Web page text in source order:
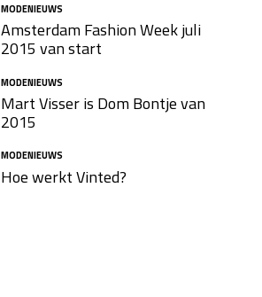
MODENIEUWS
Amsterdam Fashion Week juli
2015 van start
MODENIEUWS
Mart Visser is Dom Bontje van
2015
MODENIEUWS
Hoe werkt Vinted?